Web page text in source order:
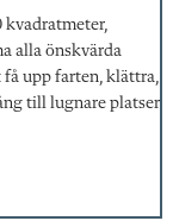
kvadratmeter,
alla önskvärda
upp farten, klättra,
till lugnare platser